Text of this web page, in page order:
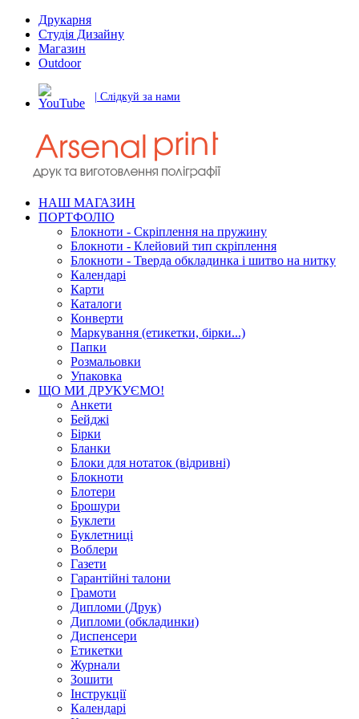
Друкарня
Студія Дизайну
Магазин
Outdoor
| Слідкуй за нами
НАШ МАГАЗИН
ПОРТФОЛІО
Блокноти - Скріплення на пружину
Блокноти - Клейовий тип скріплення
Блокноти - Тверда обкладинка і шитво на нитку
Календарі
Карти
Каталоги
Конверти
Маркування (етикетки, бірки...)
Папки
Розмальовки
Упаковка
ЩО МИ ДРУКУЄМО!
Анкети
Бейджі
Бірки
Бланки
Блоки для нотаток (відривні)
Блокноти
Блотери
Брошури
Буклети
Буклетниці
Воблери
Газети
Гарантійні талони
Грамоти
Дипломи (Друк)
Дипломи (обкладинки)
Диспенсери
Етикетки
Журнали
Зошити
Інструкції
Календарі